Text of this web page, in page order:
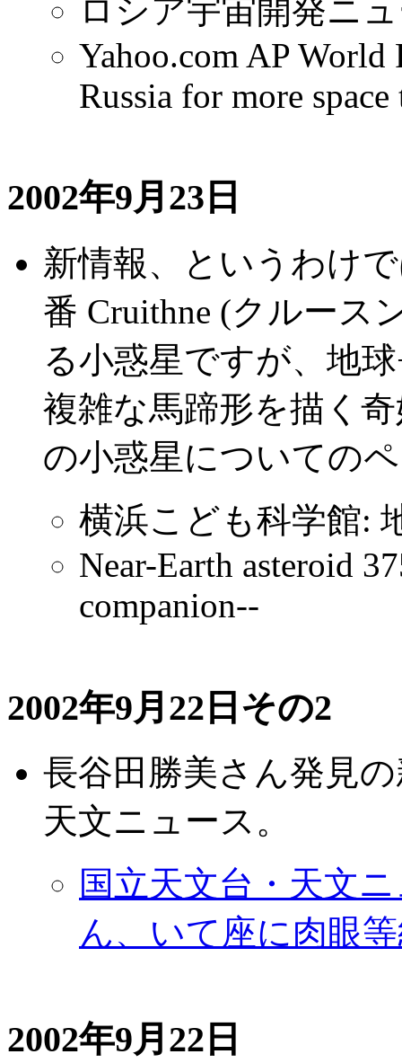
ロシア宇宙開発ニ
Yahoo.com AP World
Russia for more
2002年9月23日
新情報、というわけ
番 Cruithne (クルース
る小惑星ですが、地
複雑な馬蹄形を描く
の小惑星についての
横浜こども科学館:
Near-Earth asteroid
companion--
2002年9月22日その2
長谷田勝美さん発見
天文ニュース。
国立天文台・天文
ん、いて座に肉眼
2002年9月22日